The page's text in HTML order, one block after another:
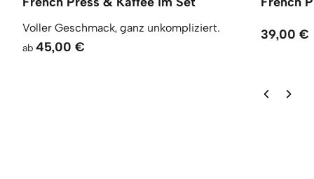
Voller Geschmack, ganz unkompliziert.
ab 45,00 €
39,00 €